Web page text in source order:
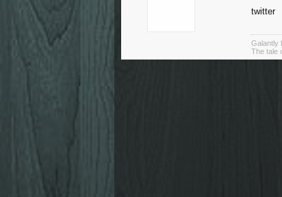
twitter
Galantly
The tale